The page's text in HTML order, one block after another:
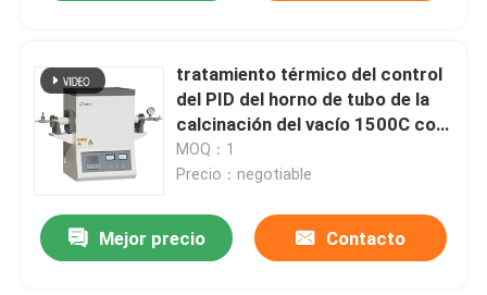
Hogar
tratamiento térmico del control
del PID del horno de tubo de la
calcinación del vacío 1500C con
el carburo de silicio Rod
MOQ：1
Precio：negotiable
Mejor precio Contacto